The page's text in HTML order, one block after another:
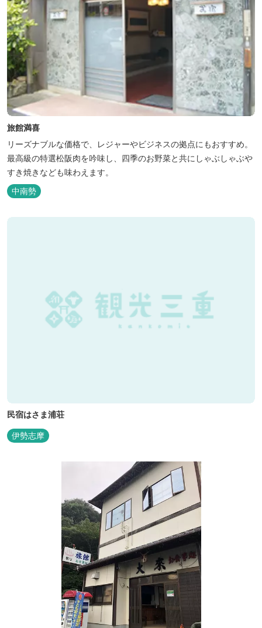
旅館満喜
リーズナブルな価格で、レジャーやビジネスの拠点にもおすすめ。
最高級の特選松阪肉を吟味し、四季のお野菜と共にしゃぶしゃぶや
すき焼きなども味わえます。
中南勢
民宿はさま浦荘
伊勢志摩